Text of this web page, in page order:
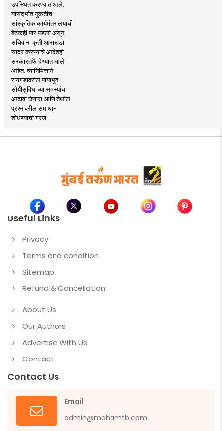
उपस्थित करण्यात आले.
यासंदर्भात नुकतीच
सांस्कृतिक कार्यमंत्रालयाची
बैठकही पार पडली असून,
सचिवांना कृती आराखडा
सादर करण्याचे आदेशही
सरकारतर्फे देण्यात आले
आहेत. त्यानिमित्ताने
रायगडावरील पायाभूत
सोयीसुविधांच्या समस्यांचा
आढावा घेणारा आणि तेथील
प्रश्नांवरील समाधान
शोधण्याची गरज ..
Useful Links
Privacy
Terms and condition
Sitemap
Refund & Cancellation
About Us
Our Authors
Advertise With Us
Contact
Contact Us
Email
admin@mahamtb.com